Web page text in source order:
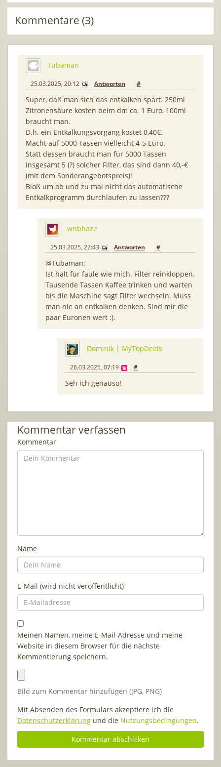
Kommentare (3)
Tubaman
25.03.2025, 20:12 Antworten #
Super, daß man sich das entkalken spart. 250ml
Zitronensäure kosten beim dm ca. 1 Euro, 100ml
braucht man.
D.h. ein Entkalkungsvorgang kostet 0,40€.
Macht auf 5000 Tassen vielleicht 4-5 Euro.
Statt dessen braucht man für 5000 Tassen
insgesamt 5 (?) solcher Filter, das sind dann 40,-€
(mit dem Sonderangebotspreis)!
Bloß um ab und zu mal nicht das automatische
Entkalkprogramm durchlaufen zu lassen???
wnbhaze
25.03.2025, 22:43 Antworten #
@Tubaman:
Ist halt für faule wie mich. Filter reinkloppen.
Tausende Tassen Kaffee trinken und warten
bis die Maschine sagt Filter wechseln. Muss
man nie an entkalken denken. Sind mir die
paar Euronen wert :).
Dominik | MyTopDeals
26.03.2025, 07:19 #
Seh ich genauso!
Kommentar verfassen
Kommentar
Name
E-Mail (wird nicht veröffentlicht)
Meinen Namen, meine E-Mail-Adresse und meine
Website in diesem Browser für die nächste
Kommentierung speichern.
Bild zum Kommentar hinzufügen (JPG, PNG)
Mit Absenden des Formulars akzeptiere ich die
Datenschutzerklärung und die Nutzungsbedingungen.